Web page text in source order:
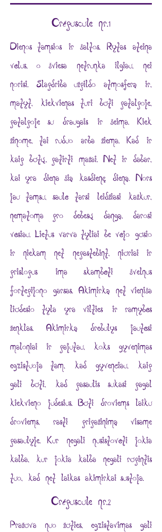
Crépuscule nr.1
Dienos tamsios ir šaltos. Rytas ateina
vėlus, o šviesa netrunka ilgiau, nei
norisi. Šlapdriba užpildo atmosferą ir,
matyt, kiekvienas turi būti patalpoje,
patalpoje su draugais ir šeima. Kiek
žinome, tai ruduo arba žiema. Kad ir
kaip būtų, patirti mažai. Net ir dabar,
kai yra diena šią kasdienę dieną. Nors
jau tamsu, saulė tarsi leidžiasi kažkur,
nematoma pro debesų dangą, darosi
vėsiau. Lietus varva tyliai be vėjo gūsio
ir niekam net nepastebint, niūriai ir
prislopus ima skambėti švelnus
fortepijono garsas. Akimirką net vieniša
liūdesio tyla yra vilties ir ramybės
ženklas. Akimirką drebulys jautėsi
maloniai ir pajutau, koks gyvenimas
egzistuoja tam, kad gyvenčiau, kaip
gali būti, kad pasaulis sukasi pagal
kiekvieno judesius. Būti droviems laiku
droviems, rasti pripažinimą visame
pasaulyje. Kur negali nusistovėti jokia
kalba, kur jokia kalba negali rūpintis
tuo, kad net laikas akimirkai sustoja.
Crépuscule nr.2
Pražūva nuo žūties, egzistavimas gali